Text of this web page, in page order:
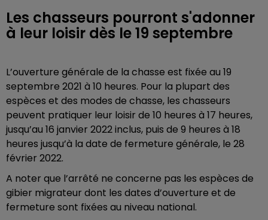
Les chasseurs pourront s'adonner
à leur loisir dès le 19 septembre
L’ouverture générale de la chasse est fixée au 19
septembre 2021 à 10 heures. Pour la plupart des
espèces et des modes de chasse, les chasseurs
peuvent pratiquer leur loisir de 10 heures à 17 heures,
jusqu’au 16 janvier 2022 inclus, puis de 9 heures à 18
heures jusqu’à la date de fermeture générale, le 28
février 2022.
A noter que l’arrêté ne concerne pas les espèces de
gibier migrateur dont les dates d’ouverture et de
fermeture sont fixées au niveau national.